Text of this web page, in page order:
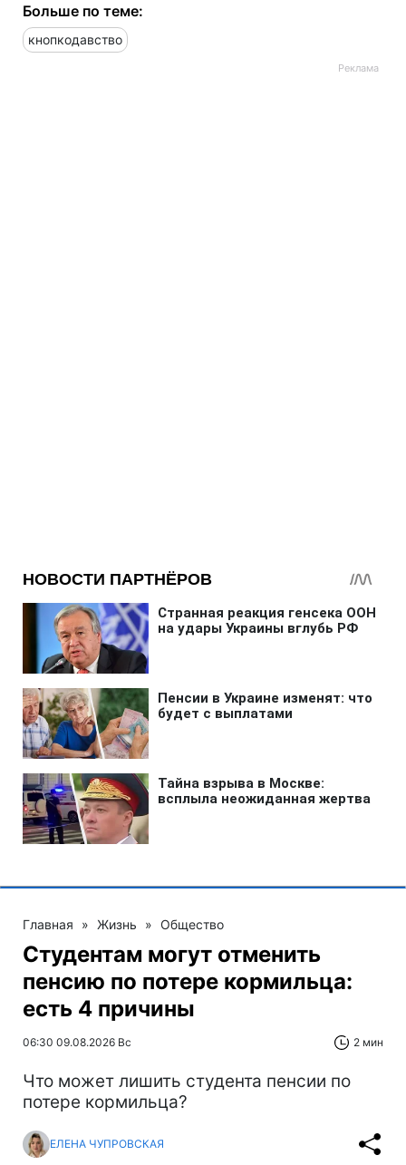
Больше по теме:
кнопкодавство
Главная » Жизнь » Общество
Студентам могут отменить
пенсию по потере кормильца:
есть 4 причины
06:30 09.08.2026 Вс 2 мин
Что может лишить студента пенсии по
потере кормильца?
ЕЛЕНА ЧУПРОВСКАЯ